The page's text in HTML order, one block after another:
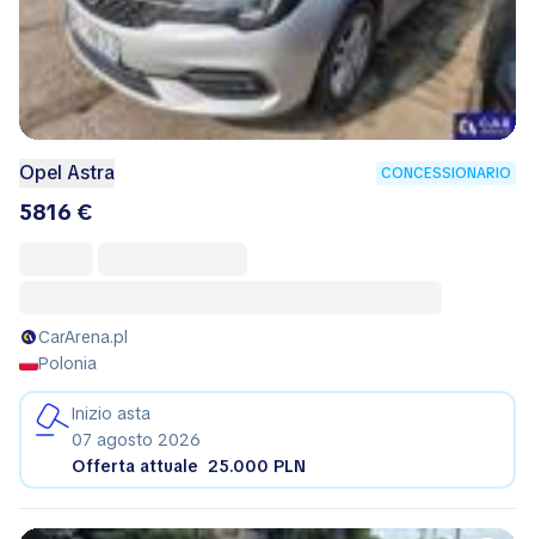
Opel Astra CONCESSIONARIO
5816 €
CarArena.pl
Polonia
Inizio asta
07 agosto 2026
Offerta attuale 25.000 PLN